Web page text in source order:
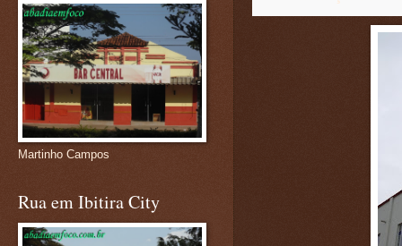
Martinho Campos
Rua em Ibitira City